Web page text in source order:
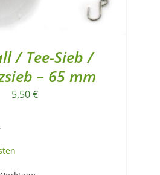
/ Tee-Sieb /
– 65 mm
5,50€